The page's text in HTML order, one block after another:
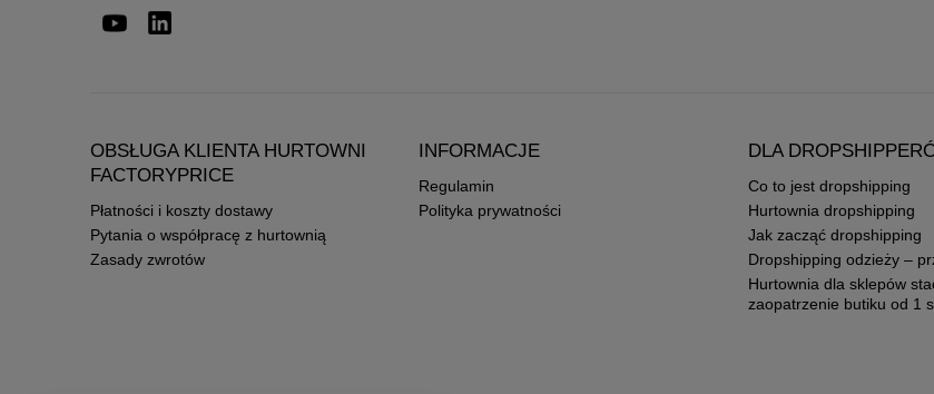
OBSŁUGA KLIENTA HURTOWNI
FACTORYPRICE
Płatności i koszty dostawy
Pytania o współpracę z hurtownią
Zasady zwrotów
INFORMACJE
Regulamin
Polityka prywatności
DLA
Co to jest dropshipping
Hurtownia dropshipping
Jak zacząć dropshipping
Dropshipping odzieży –
Hurtownia dla sklepów
zaopatrzenie butiku od 1